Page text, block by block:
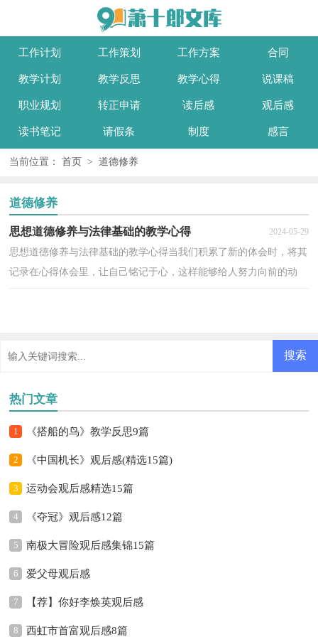
工作计划 工作策划 工作方案 合同
教学计划 教学反思 教学心得 说课稿
职业规划 转正申请 读后感 观后感
读书笔记 请假条 制度 感言
当前位置： 首页 > 道德修养
道德修养
思想道德修养与法律基础的教学心得 2024-05-29
思想道德修养与法律基础的教学心得当我们积累了新的体会时，将其
记录在心得体会里，让自己铭记于心，这样能够给人努力向前的动
热门文章
1 《搭船的鸟》教学反思9篇
2 《中国机长》观后感(精选15篇)
3 运动会观后感精选15篇
4 《夺冠》观后感12篇
5 南极大冒险观后感集锦15篇
6 爱父母观后感
7 【荐】你好李焕英观后感
8 西虹市首富观后感8篇